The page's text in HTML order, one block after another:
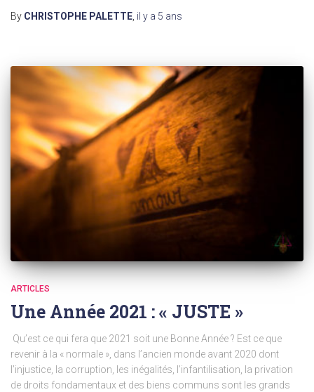
By CHRISTOPHE PALETTE il y a 5 ans
ARTICLES
Une Année 2021 : « JUSTE »
️ Qu’est ce qui fera que 2021 soit une Bonne Année ? Est ce que
revenir à la « normale », dans l’ancien monde avant 2020 dont
l’injustice, la corruption, les inégalités, l’infantilisation, la privation
de droits fondamentaux et des biens communs sont les grands